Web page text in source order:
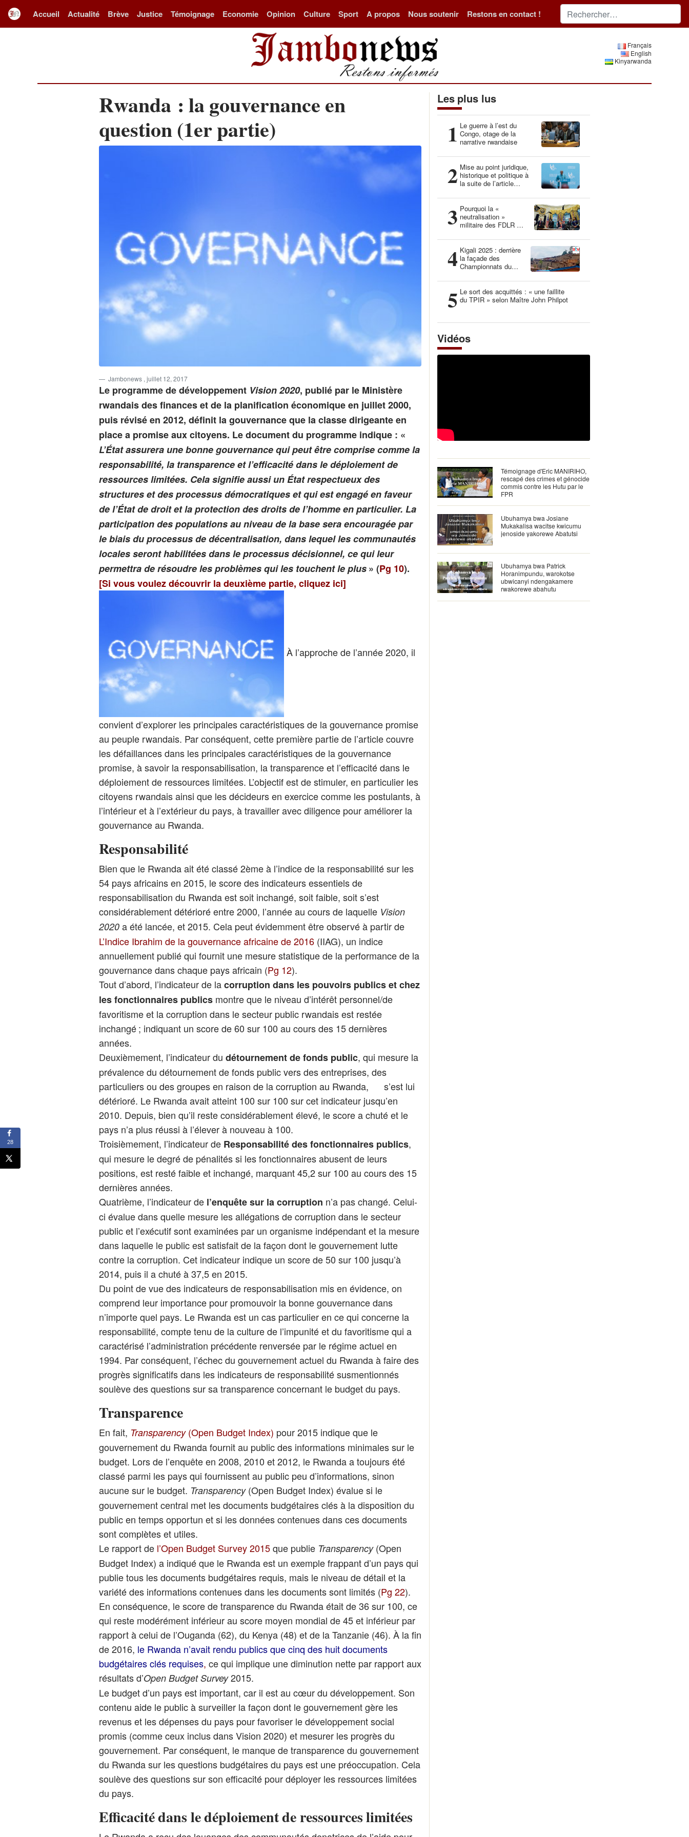
Accueil Actualité Brève Justice Témoignage Economie Opinion Culture Sport A propos Nous soutenir Restons en contact !
Français
English
Kinyarwanda
Rwanda : la gouvernance en
question (1er partie)
Jambonews , juillet 12, 2017
Le programme de développement Vision 2020, publié par le Ministère
rwandais des finances et de la planification économique en juillet 2000,
puis révisé en 2012, définit la gouvernance que la classe dirigeante en
place a promise aux citoyens. Le document du programme indique : «
L’État assurera une bonne gouvernance qui peut être comprise comme la
responsabilité, la transparence et l’efficacité dans le déploiement de
ressources limitées. Cela signifie aussi un État respectueux des
structures et des processus démocratiques et qui est engagé en faveur
de l’État de droit et la protection des droits de l’homme en particulier. La
participation des populations au niveau de la base sera encouragée par
le biais du processus de décentralisation, dans lequel les communautés
locales seront habilitées dans le processus décisionnel, ce qui leur
permettra de résoudre les problèmes qui les touchent le plus» (Pg 10).
[Si vous voulez découvrir la deuxième partie, cliquez ici]
À l’approche de l’année 2020, il
convient d’explorer les principales caractéristiques de la gouvernance promise
au peuple rwandais. Par conséquent, cette première partie de l’article couvre
les défaillances dans les principales caractéristiques de la gouvernance
promise, à savoir la responsabilisation, la transparence et l’efficacité dans le
déploiement de ressources limitées. L’objectif est de stimuler, en particulier les
citoyens rwandais ainsi que les décideurs en exercice comme les postulants, à
l’intérieur et à l’extérieur du pays, à travailler avec diligence pour améliorer la
gouvernance au Rwanda.
Responsabilité
Bien que le Rwanda ait été classé 2ème à l’indice de la responsabilité sur les
54 pays africains en 2015, le score des indicateurs essentiels de
responsabilisation du Rwanda est soit inchangé, soit faible, soit s’est
considérablement détérioré entre 2000, l’année au cours de laquelle Vision
2020a été lancée, et 2015. Cela peut évidemment être observé à partir de
L’Indice Ibrahim de la gouvernance africaine de 2016 (IIAG), un indice
annuellement publié qui fournit une mesure statistique de la performance de la
gouvernance dans chaque pays africain (Pg 12).
Tout d’abord, l’indicateur de lacorruption dans les pouvoirs publics et chez
les fonctionnaires publicsmontre que le niveau d’intérêt personnel/de
favoritisme et la corruption dans le secteur public rwandais est restée
inchangé ; indiquant un score de 60 sur 100 au cours des 15 dernières
années.
Deuxièmement, l’indicateur du détournement de fonds public, qui mesure la
prévalence du détournement de fonds public vers des entreprises, des
particuliers ou des groupes en raison de la corruption au Rwanda, s’est lui
détérioré. Le Rwanda avait atteint 100 sur 100 sur cet indicateur jusqu’en
2010. Depuis, bien qu’il reste considérablement élevé, le score a chuté et le
pays n’a plus réussi à l’élever à nouveau à 100.
Troisièmement, l’indicateur de Responsabilité des fonctionnaires publics,
qui mesure le degré de pénalités si les fonctionnaires abusent de leurs
positions, est resté faible et inchangé, marquant 45,2 sur 100 au cours des 15
dernières années.
Quatrième, l’indicateur de l’enquête sur la corruption n’a pas changé. Celui-
ci évalue dans quelle mesure les allégations de corruption dans le secteur
public et l’exécutif sont examinées par un organisme indépendant et la mesure
dans laquelle le public est satisfait de la façon dont le gouvernement lutte
contre la corruption. Cet indicateur indique un score de 50 sur 100 jusqu’à
2014, puis il a chuté à 37,5 en 2015.
Du point de vue des indicateurs de responsabilisation mis en évidence, on
comprend leur importance pour promouvoir la bonne gouvernance dans
n’importe quel pays. Le Rwanda est un cas particulier en ce qui concerne la
responsabilité, compte tenu de la culture de l’impunité et du favoritisme qui a
caractérisé l’administration précédente renversée par le régime actuel en
1994. Par conséquent, l’échec du gouvernement actuel du Rwanda à faire des
progrès significatifs dans les indicateurs de responsabilité susmentionnés
soulève des questions sur sa transparence concernant le budget du pays.
Transparence
En fait, Transparency(Open Budget Index) pour 2015 indique que le
gouvernement du Rwanda fournit au public des informations minimales sur le
budget. Lors de l’enquête en 2008, 2010 et 2012, le Rwanda a toujours été
classé parmi les pays qui fournissent au public peu d’informations, sinon
aucune sur le budget. Transparency(Open Budget Index) évalue si le
gouvernement central met les documents budgétaires clés à la disposition du
public en temps opportun et si les données contenues dans ces documents
sont complètes et utiles.
Le rapport de l’Open Budget Survey 2015que publie Transparency (Open
Budget Index) a indiqué que le Rwanda est un exemple frappant d’un pays qui
publie tous les documents budgétaires requis, mais le niveau de détail et la
variété des informations contenues dans les documents sont limités (Pg 22).
En conséquence, le score de transparence du Rwanda était de 36 sur 100, ce
qui reste modérément inférieur au score moyen mondial de 45 et inférieur par
rapport à celui de l’Ouganda (62), du Kenya (48) et de la Tanzanie (46). À la fin
de 2016, le Rwanda n’avait rendu publics que cinq des huit documents
budgétaires clés requises, ce qui implique une diminution nette par rapport aux
résultats d’Open Budget Survey2015.
Le budget d’un pays est important, car il est au cœur du développement. Son
contenu aide le public à surveiller la façon dont le gouvernement gère les
revenus et les dépenses du pays pour favoriser le développement social
promis (comme ceux inclus dans Vision 2020) et mesurer les progrès du
gouvernement. Par conséquent, le manque de transparence du gouvernement
du Rwanda sur les questions budgétaires du pays est une préoccupation. Cela
soulève des questions sur son efficacité pour déployer les ressources limitées
du pays.
Efficacité dans le déploiement de ressources limitées
Les plus lus
1 Le guerre à l’est du
Congo, otage de la
narrative rwandaise
2 Mise au point juridique,
historique et politique à
la suite de l’article
la Belgique, gardien du
patrimoine génétique”
3 Pourquoi la «
neutralisation »
militaire des FDLR est
illusion
4 Kigali 2025 : derrière
la façade des
Championnats du
propres de l’histoire
5 Le sort des acquittés : « une faillite
du TPIR » selon Maître John Philpot
Vidéos
Témoignage d'Eric MANIRIHO,
rescapé des crimes et génocide
commis contre les Hutu par le
FPR
Ubuhamya bwa Josiane
Mukakalisa wacitse kwicumu
jenoside yakorewe Abatutsi
Ubuhamya bwa Patrick
Horanimpundu, warokotse
ubwicanyi ndengakamere
rwakorewe abahutu
28